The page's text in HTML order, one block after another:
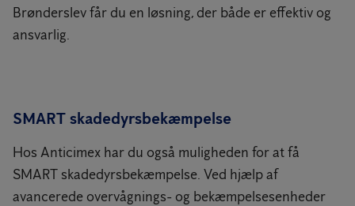
Brønderslev får du en løsning, der både er effektiv og
ansvarlig.
SMART skadedyrsbekæmpelse
Hos Anticimex har du også muligheden for at få
SMART skadedyrsbekæmpelse. Ved hjælp af
avancerede overvågnings- og bekæmpelsesenheder